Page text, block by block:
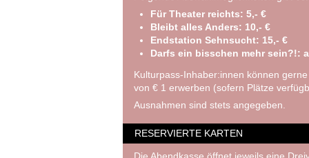
Für Theater reichts: 5,- €
Bleibt alles Anders: 10,- €
Endstation Sehnsucht: 15,- €
Darfs ein bisschen mehr sein?!:
Kulturpass-Inhaber:innen können
von € 1 erwerben (sofern Plätze
Ausnahmen sind stets angegeben.
RESERVIERTE KARTEN